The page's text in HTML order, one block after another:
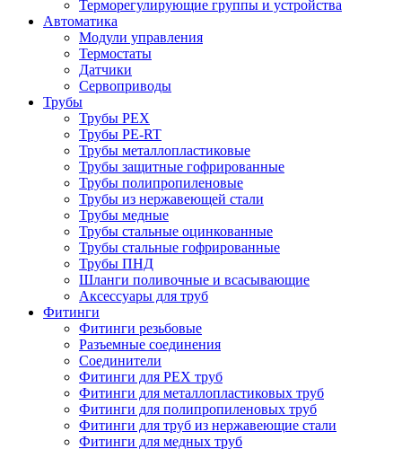
Терморегулирующие группы и устройства
Автоматика
Модули управления
Термостаты
Датчики
Сервоприводы
Трубы
Трубы PEX
Трубы PE-RT
Трубы металлопластиковые
Трубы защитные гофрированные
Трубы полипропиленовые
Трубы из нержавеющей стали
Трубы медные
Трубы стальные оцинкованные
Трубы стальные гофрированные
Трубы ПНД
Шланги поливочные и всасывающие
Аксессуары для труб
Фитинги
Фитинги резьбовые
Разъемные соединения
Соединители
Фитинги для PEX труб
Фитинги для металлопластиковых труб
Фитинги для полипропиленовых труб
Фитинги для труб из нержавеющие стали
Фитинги для медных труб